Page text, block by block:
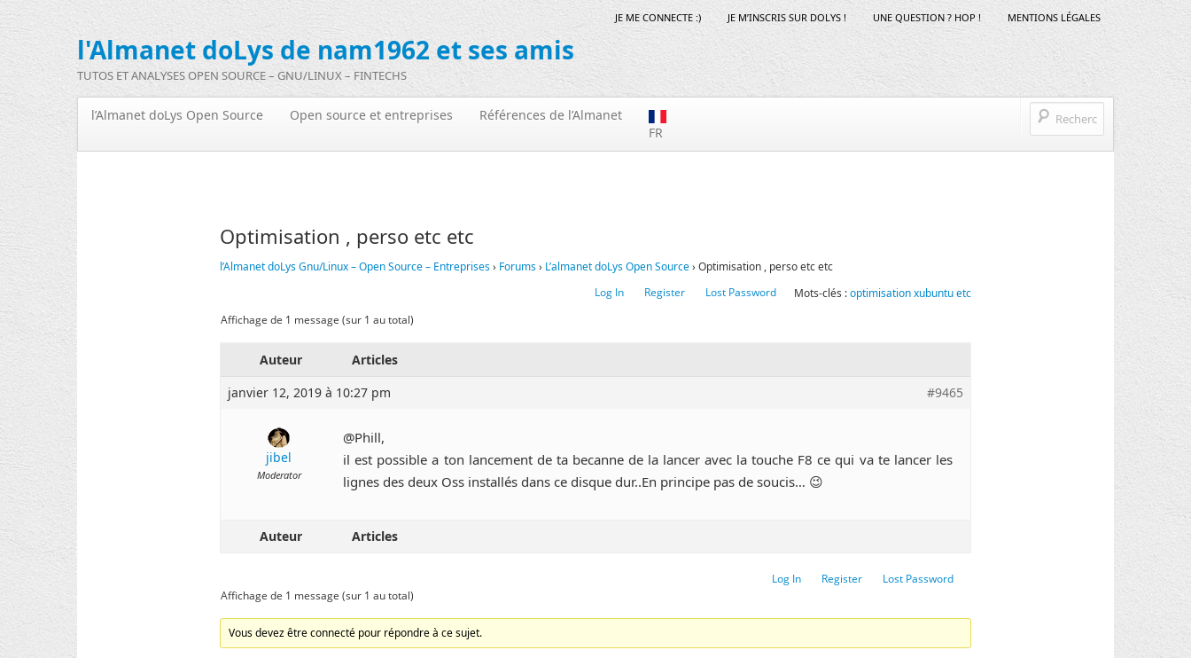
l'Almanet doLys de nam1962 et ses amis
TUTOS ET ANALYSES OPEN SOURCE – GNU/LINUX – FINTECHS
JE ME CONNECTE :) JE M’INSCRIS SUR DOLYS ! UNE QUESTION ? HOP ! MENTIONS LÉGALES
l’Almanet doLys Open Source Open source et entreprises
Références de l’Almanet
FR
Optimisation , perso etc etc
l’Almanet doLys Gnu/Linux – Open Source – Entreprises› Forums› L’almanet doLys Open Source› Optimisation , perso etc etc
Mots-clés :optimisation xubuntu etc
Log In Register
Lost Password
Affichage de 1 message (sur 1 au total)
Auteur
Articles
janvier 12, 2019 à 10:27 pm
#9465
jibel
Moderator
@Phill,
il est possible a ton lancement de ta becanne de la lancer avec la touche F8 ce qui va te lancer les
lignes des deux Oss installés dans ce disque dur..En principe pas de soucis… 😉
Auteur Articles
Log In Register
Lost Password
Affichage de 1 message (sur 1 au total)
Vous devez être connecté pour répondre à ce sujet.